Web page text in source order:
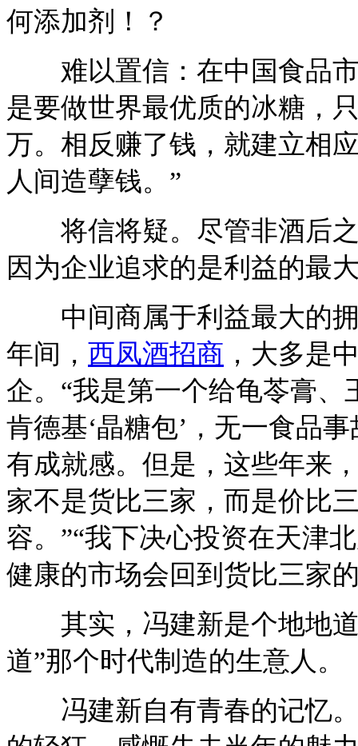
何添加剂！？
难以置信：在中国食品市
是要做世界最优质的冰糖，
万。相反赚了钱，就建立相
人间造孽钱。”
将信将疑。尽管非酒后
因为企业追求的是利益的最
中间商属于利益最大的拥
年间， 西凤酒招商 ，大多是
企。“我是第一个给龟苓膏
肯德基‘晶糖包’，无一食品
有成就感。但是，这些年来
家不是货比三家，而是价比
容。”“我下决心投资在天津
健康的市场会回到货比三家
其实，冯建新是个地地道
道”那个时代制造的生意人。
冯建新自有青春的记忆。